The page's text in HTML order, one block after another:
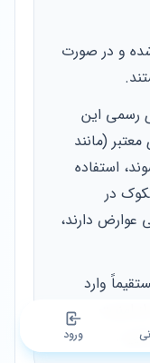
و در صورت
رسمی این
(مانند
استفاده
در
دارند،
وارد
امنیت
ورود